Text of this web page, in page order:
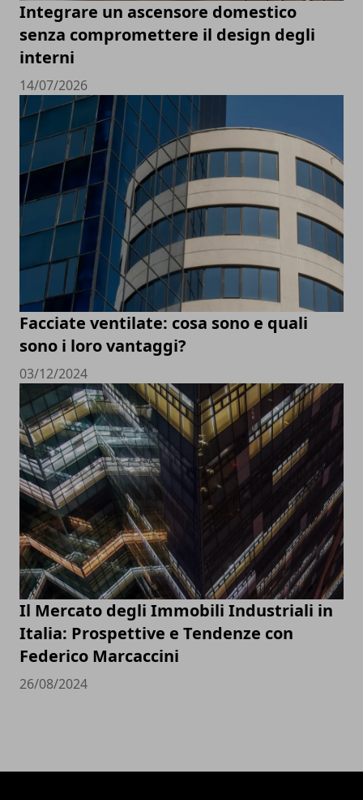
Integrare un ascensore domestico
senza compromettere il design degli
interni
14/07/2026
Facciate ventilate: cosa sono e quali
sono i loro vantaggi?
03/12/2024
Il Mercato degli Immobili Industriali in
Italia: Prospettive e Tendenze con
Federico Marcaccini
26/08/2024